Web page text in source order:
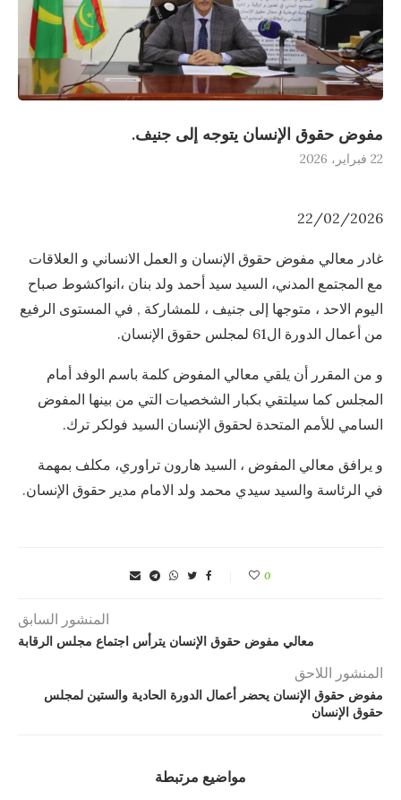
مفوض حقوق الإنسان يتوجه إلى جنيف.
22 فبراير، 2026
22/02/2026
غادر معالي مفوض حقوق الإنسان و العمل الانساني و العلاقات
مع المجتمع المدني، السيد سيد أحمد ولد بنان ،انواكشوط صباح
اليوم الاحد ، متوجها إلى جنيف ، للمشاركة , في المستوى الرفيع
من أعمال الدورة ال61 لمجلس حقوق الإنسان.
و من المقرر أن يلقي معالي المفوض كلمة باسم الوفد أمام
المجلس كما سيلتقي بكبار الشخصيات التي من بينها المفوض
السامي للأمم المتحدة لحقوق الإنسان السيد فولكر ترك.
و يرافق معالي المفوض ، السيد هارون تراوري، مكلف بمهمة
في الرئاسة والسيد سيدي محمد ولد الامام مدير حقوق الإنسان.
0
المنشور السابق
معالي مفوض حقوق الإنسان يترأس اجتماع مجلس الرقابة
المنشور اللاحق
مفوض حقوق الإنسان يحضر أعمال الدورة الحادية والستين لمجلس
حقوق الإنسان
مواضيع مرتبطة